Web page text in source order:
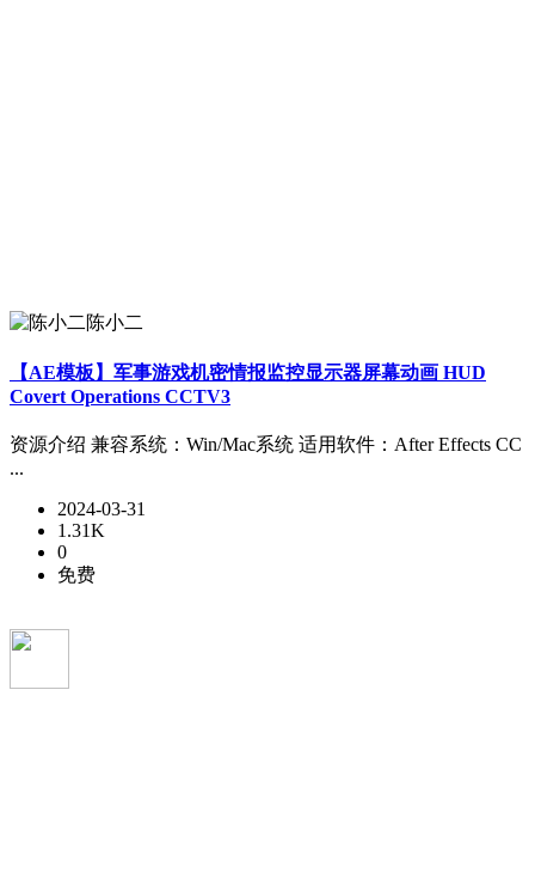
陈小二
【AE模板】军事游戏机密情报监控显示器屏幕动画 HUD
Covert Operations CCTV3
资源介绍 兼容系统：Win/Mac系统 适用软件：After Effects CC
...
2024-03-31
1.31K
0
免费